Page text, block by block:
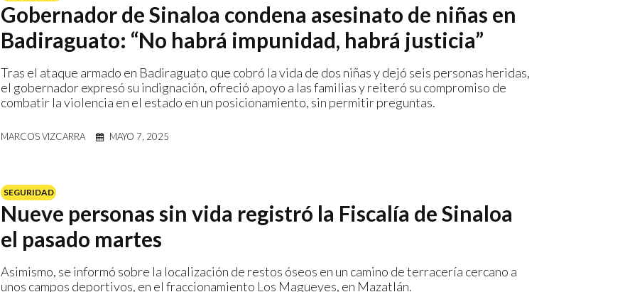
Gobernador de Sinaloa condena asesinato de niñas en
Badiraguato: “No habrá impunidad, habrá justicia”
Tras el ataque armado en Badiraguato que cobró la vida de dos niñas y dejó seis personas heridas,
el gobernador expresó su indignación, ofreció apoyo a las familias y reiteró su compromiso de
combatir la violencia en el estado en un posicionamiento, sin permitir preguntas.
MARCOS VIZCARRA MAYO 7, 2025
SEGURIDAD
Nueve personas sin vida registró la Fiscalía de Sinaloa
el pasado martes
Asimismo, se informó sobre la localización de restos óseos en un camino de terracería cercano a
unos campos deportivos, en el fraccionamiento Los Magueyes, en Mazatlán.